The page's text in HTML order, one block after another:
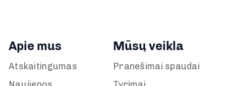
Apie mus
Atskaitingumas
Mūsų veikla
Pranešimai spaudai